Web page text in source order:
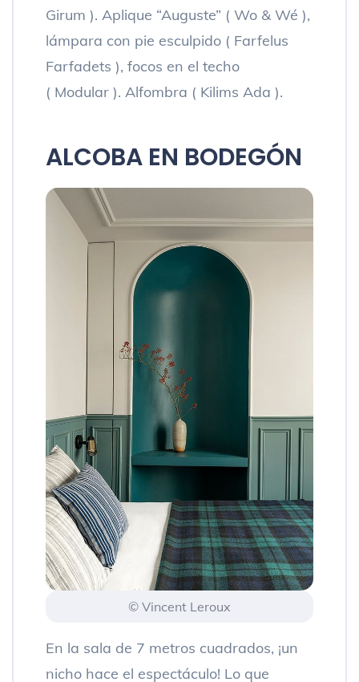
Girum ). Aplique “Auguste” ( Wo & Wé ),
lámpara con pie esculpido ( Farfelus
Farfadets ), focos en el techo
( Modular ). Alfombra ( Kilims Ada ).
ALCOBA EN BODEGÓN
© Vincent Leroux
En la sala de 7 metros cuadrados, ¡un
nicho hace el espectáculo! Lo que